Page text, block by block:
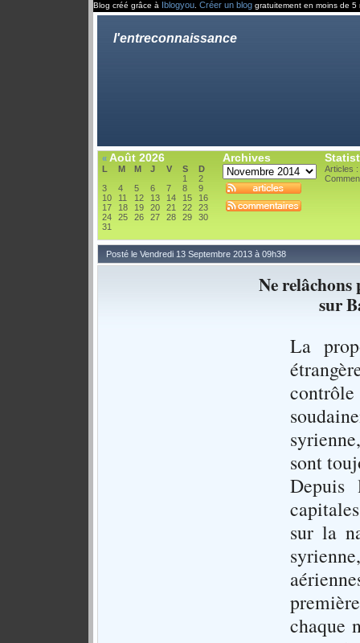
Blog créé grâce à Iblogyou Créer un blog gratuitement en moins de 5
l'entreconnaissance
« Août 2026
L M M J V S
D
1
2
3
4 5 6 7 8
9
10
11 12 13 14 15
16
17
18 19 20 21 22
23
24
25 26 27 28 29
30
31
Archives
Articles :
Posté le Vendredi 13 Septembre 2013 à 09h38
Ne
sur
La
sont
sur la
chaque